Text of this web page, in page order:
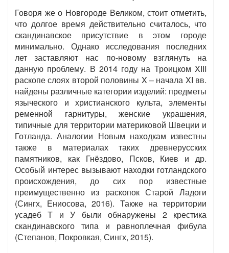
Говоря же о Новгороде Великом, стоит отметить,
что долгое время действительно считалось, что
скандинавское присутствие в этом городе
минимально. Однако исследования последних
лет заставляют нас по-новому взглянуть на
данную проблему. В 2014 году на Троицком XIII
раскопе слоях второй половины X – начала XI вв.
найдены различные категории изделий: предметы
языческого и христианского культа, элементы
ременной гарнитуры, женские украшения,
типичные для территории материковой Швеции и
Готланда. Аналогии Новым находкам известны
также в материалах таких древнерусских
памятников, как Гнёздово, Псков, Киев и др.
Особый интерес вызывают находки готландского
происхождения, до сих пор известные
преимущественно из раскопок Старой Ладоги
(Сингх, Ениосова, 2016). Также на территории
усадеб Т и У были обнаружены 2 крестика
скандинавского типа и равноплечная фибула
(Степанов, Покровкая, Сингх, 2015).